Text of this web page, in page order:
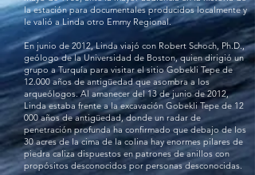
la estación para documentales producidos localmente y
le valió a Linda otro Emmy Regional.
En junio de 2012, Linda viajó con Robert Schoch, Ph.D.,
geólogo de la Universidad de Boston, quien dirigió un
grupo a Turquía para visitar el sitio Gobekli Tepe de
12.000 años de antigüedad que asombra a los
arqueólogos. Al amanecer del 13 de junio de 2012,
Linda estaba frente a la excavación Gobekli Tepe de 12
000 años de antigüedad, donde un radar de
penetración profunda ha confirmado que debajo de los
30 acres de la cima de la colina hay enormes pilares de
piedra caliza dispuestos en patrones de anillos con
propósitos desconocidos por personas desconocidas.